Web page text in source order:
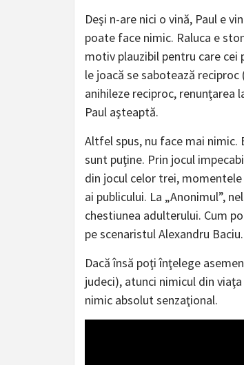
Deşi n-are nici o vină, Paul e
poate face nimic. Raluca e
motiv plauzibil pentru care cei
le joacă se sabotează
anihileze reciproc, renunţarea
Paul aşteaptă.
Altfel spus, nu face mai
sunt puţine. Prin jocul
din jocul celor trei,
ai publicului. La „Anonimul”,
chestiunea adulterului. Cum
pe scenaristul Alexandru Baciu.
Dacă însă poţi înţelege
judeci), atunci nimicul din
nimic absolut senzaţional.